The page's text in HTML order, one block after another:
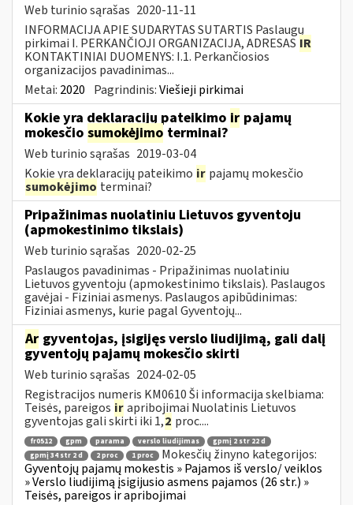
Web turinio sąrašas 2020-11-11
INFORMACIJA APIE SUDARYTAS SUTARTIS Paslaugų
pirkimai I. PERKANČIOJI ORGANIZACIJA, ADRESAS IR
KONTAKTINIAI DUOMENYS: I.1. Perkančiosios
organizacijos pavadinimas...
Metai: 2020 Pagrindinis:Viešieji pirkimai
Kokie yra deklaracijų pateikimo ir pajamų
mokesčio sumokėjimo terminai?
Web turinio sąrašas 2019-03-04
Kokie yra deklaracijų pateikimo ir pajamų mokesčio
sumokėjimo terminai?
Pripažinimas nuolatiniu Lietuvos gyventoju
(apmokestinimo tikslais)
Web turinio sąrašas 2020-02-25
Paslaugos pavadinimas - Pripažinimas nuolatiniu
Lietuvos gyventoju (apmokestinimo tikslais). Paslaugos
gavėjai - Fiziniai asmenys. Paslaugos apibūdinimas:
Fiziniai asmenys, kurie pagal Gyventojų...
Ar gyventojas, įsigijęs verslo liudijimą, gali dalį
gyventojų pajamų mokesčio skirti
Web turinio sąrašas 2024-02-05
Registracijos numeris KM0610 Ši informacija skelbiama:
Teisės, pareigos irapribojimai Nuolatinis Lietuvos
gyventojas gali skirti iki 1,2 proc....
fr0512 gpm parama verslo liudijimas
gpmį 2 str 22 d
gpmį 34 str 2 d
2 proc 1 proc
Mokesčių žinyno kategorijos:
Gyventojų pajamų mokestis » Pajamos iš verslo/ veiklos
» Verslo liudijimą įsigijusio asmens pajamos (26 str.) »
Teisės, pareigos ir apribojimai